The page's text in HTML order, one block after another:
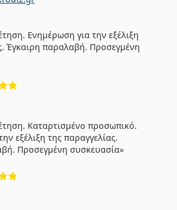
Ενημέρωση για την εξέλιξη
Έγκαιρη παραλαβή. Προσεγμένη
Καταρτισμένο προσωπικό.
εξέλιξη της παραγγελίας.
Προσεγμένη συσκευασία